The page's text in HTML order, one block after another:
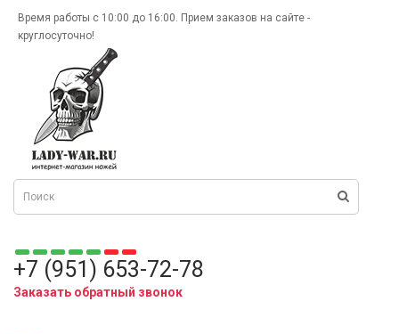
Время работы с 10:00 до 16:00. Прием заказов на сайте -
круглосуточно!
+7 (951) 653-72-78
Заказать обратный звонок